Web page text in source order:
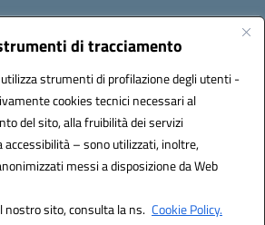
di tracciamento
strumenti di profilazione degli utenti -
cookies tecnici necessari al
del sito, alla fruibilità dei servizi
accessibilità – sono utilizzati, inoltre,
messi a disposizione da Web
nostro sito, consulta la ns. Cookie Policy.
4 - Cefalù
(PEC):PAIC8AJ008@pec.istruzione.it
Powered by 3D Solution S.r.l.